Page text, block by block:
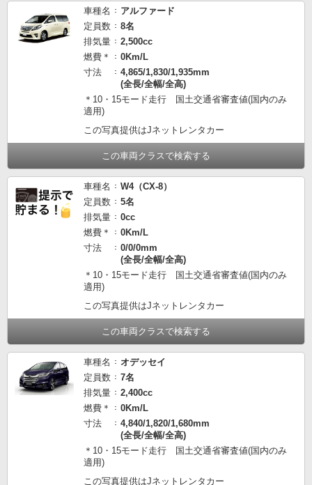
車種名
アルファード
定員数
8名
排気量
2,500cc
燃費＊
0Km/L
寸法
4,865/1,830/1,935mm
(全長/全幅/全高)
＊10・15モード走行 国土交通省審査値(国内のみ
適用)
この写真提供はJネットレンタカー
この車両クラスで検索する
車種名
W4（CX-8）
定員数
5名
排気量
0cc
燃費＊
0Km/L
寸法
0/0/0mm
(全長/全幅/全高)
＊10・15モード走行 国土交通省審査値(国内のみ
適用)
この写真提供はJネットレンタカー
この車両クラスで検索する
車種名
オデッセイ
定員数
7名
排気量
2,400cc
燃費＊
0Km/L
寸法
4,840/1,820/1,680mm
(全長/全幅/全高)
＊10・15モード走行 国土交通省審査値(国内のみ
適用)
この写真提供はJネットレンタカー